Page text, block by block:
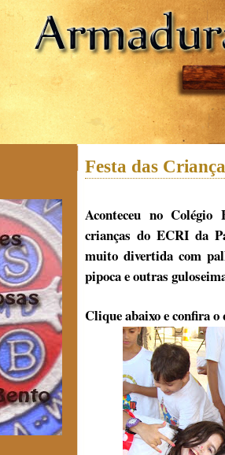
Festa das
Aconteceu no
crianças do ECRI da
muito divertida com
pipoca e outras
Clique abaixo e confira